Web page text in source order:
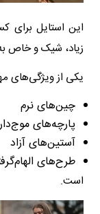
این استایل
زیاد، شیک و خاص
یکی از ویژگی‌های
چین‌های نرم
پارچه‌های موج‌دار
آستین‌های آزاد
طرح‌های
است.